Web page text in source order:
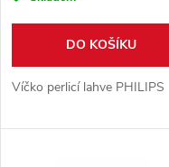
o
d
u
d
u
DO KOŠÍKU
Víčko perlicí lahve PHILIPS